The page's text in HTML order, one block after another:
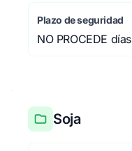
Plazo de seguridad
NO PROCEDE días
Soja